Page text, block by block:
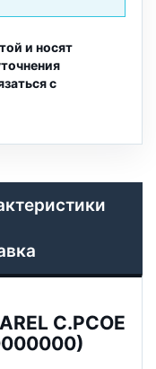
и носят
с
C.PCOE